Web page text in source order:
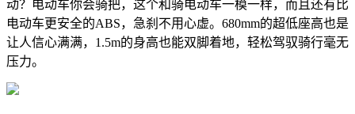
动？电动车你会骑把，这个和骑电动车一模一样，而且还有比
电动车更安全的ABS，急刹不用心虚。680mm的超低座高也是
让人信心满满，1.5m的身高也能双脚着地，轻松驾驭骑行毫无
压力。